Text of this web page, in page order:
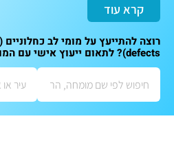
קרא עוד
defects)? לתאום ייעוץ אישי עם המומחים שלנו: